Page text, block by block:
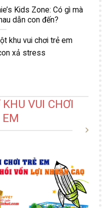
Kids Zone: Có gì mà
dẫn con đến?
khu vui chơi trẻ em
xả stress
VUI CHƠI
EM